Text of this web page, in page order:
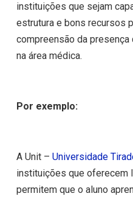
instituições que sejam
estrutura e bons recursos
compreensão da
na área médica.
Por exemplo:
A Unit – Universidade
instituições que oferecem
permitem que o aluno